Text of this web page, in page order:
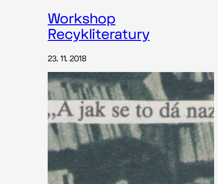
Workshop
Recykliteratury
23. 11. 2018